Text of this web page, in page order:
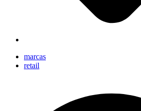
marcas
retail